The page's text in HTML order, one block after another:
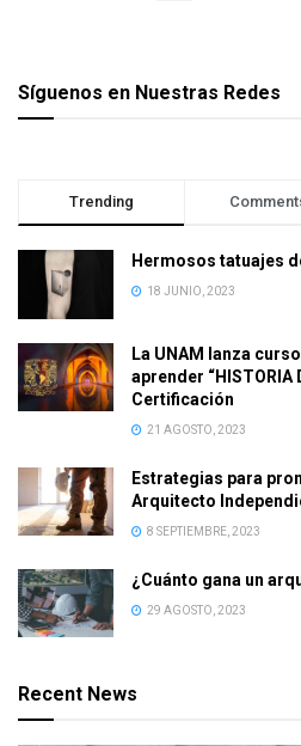
Síguenos en Nuestras Redes
Trending
Hermosos tatuajes
18 JUNIO, 2023
La UNAM lanza
aprender “HISTORIA
Certificación
21 AGOSTO, 2023
Estrategias para
Arquitecto
8 SEPTIEMBRE, 2023
¿Cuánto gana un
29 AGOSTO, 2023
Recent News